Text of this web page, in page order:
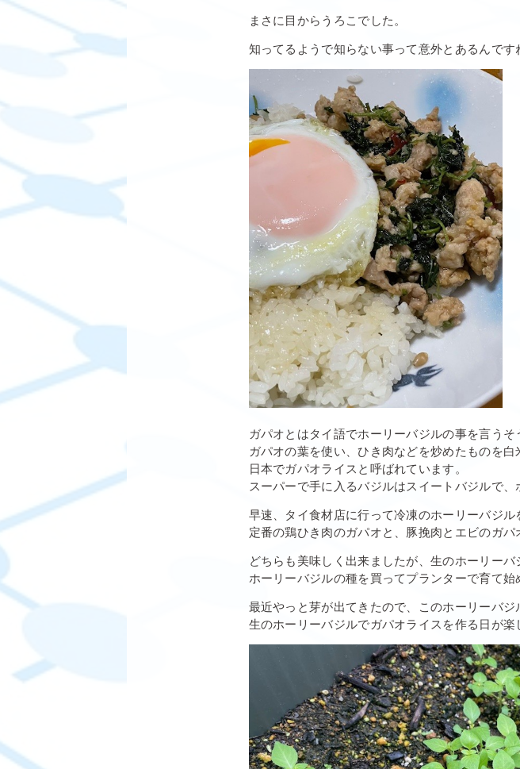
まさに目からうろこでした。
知ってるようで知らない事って意外とあるんです
ガパオとはタイ語でホーリーバジルの事を言うそ
ガパオの葉を使い、ひき肉などを炒めたものを
日本でガパオライスと呼ばれています。
スーパーで手に入るバジルはスイートバジルで
早速、タイ食材店に行って冷凍のホーリーバジル
定番の鶏ひき肉のガパオと、豚挽肉とエビのガパ
どちらも美味しく出来ましたが、生のホーリー
ホーリーバジルの種を買ってプランターで育て始
最近やっと芽が出てきたので、このホーリーバジ
生のホーリーバジルでガパオライスを作る日が楽